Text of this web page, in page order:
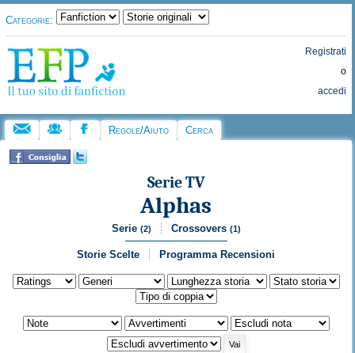
Categorie:
Registrati
o
accedi
Regole/Aiuto Cerca
Serie TV
Alphas
Serie (2) Crossovers (1)
Storie Scelte Programma Recensioni